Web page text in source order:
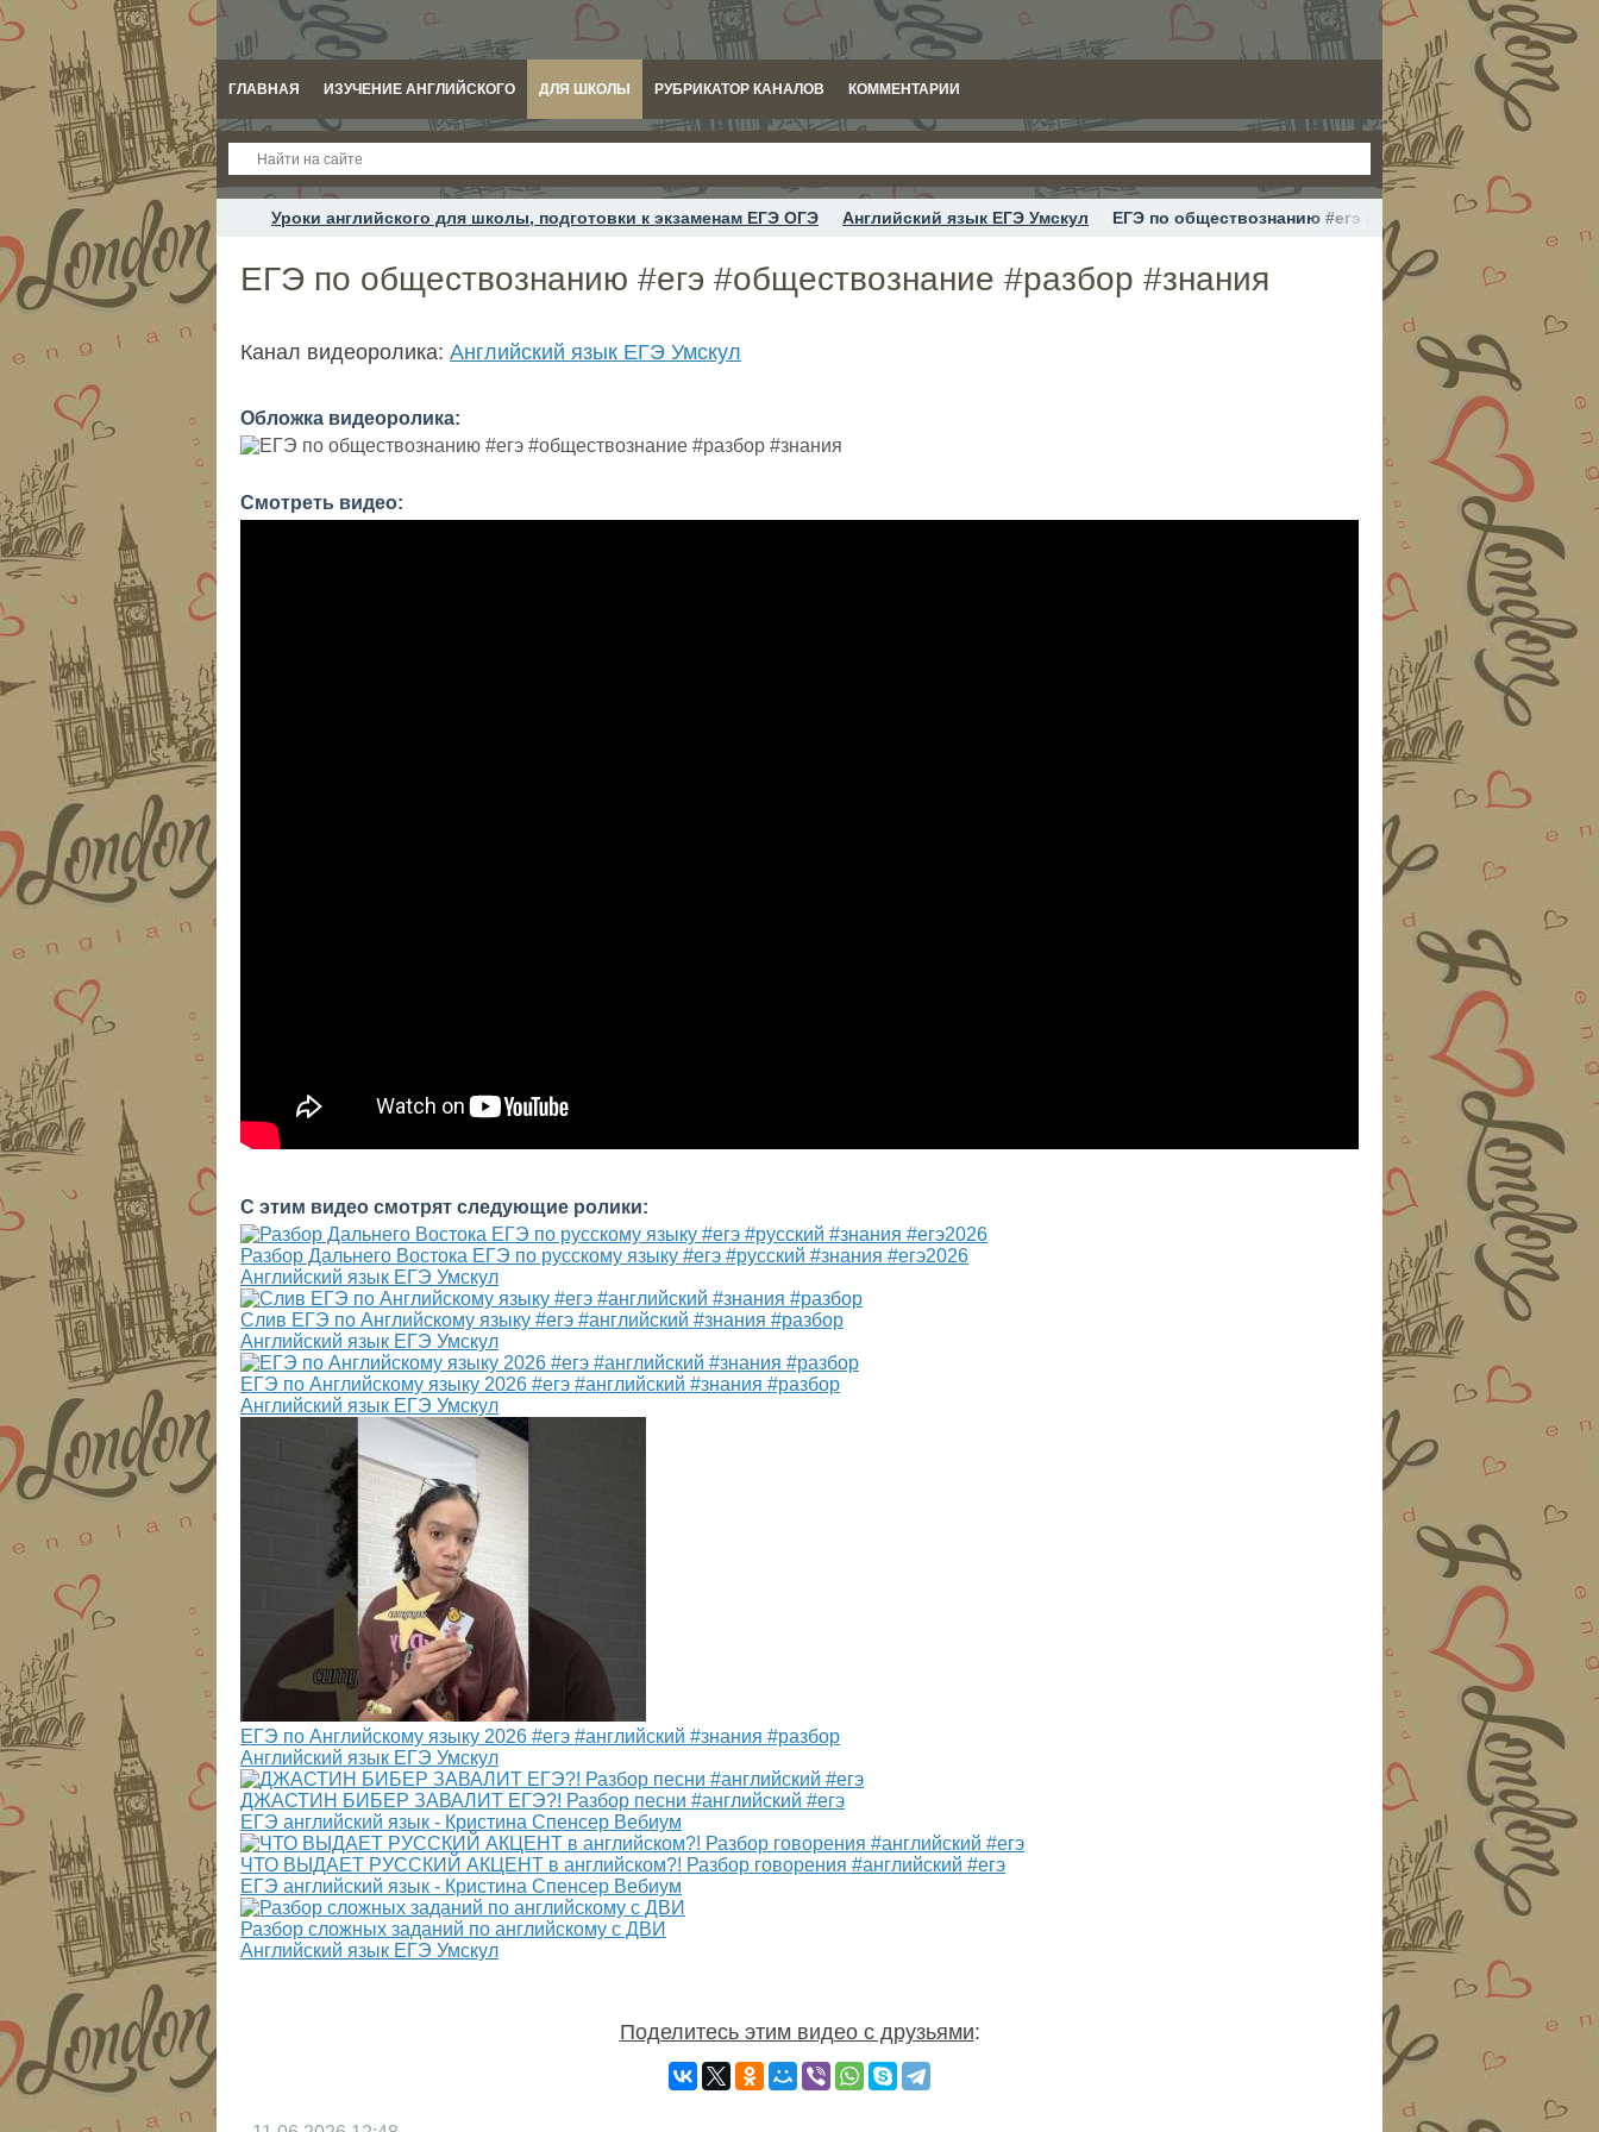
ГЛАВНАЯ ИЗУЧЕНИЕ АНГЛИЙСКОГО ДЛЯ ШКОЛЫ РУБРИКАТОР КАНАЛОВ КОММЕНТАРИИ
Уроки английского для школы, подготовки к экзаменам ЕГЭ ОГЭ Английский язык ЕГЭ Умскул ЕГЭ по обществознанию #егэ #обществознание #разбор
ЕГЭ по обществознанию #егэ #обществознание #разбор #знания
Канал видеоролика: Английский язык ЕГЭ Умскул
Обложка видеоролика:
Смотреть видео:
С этим видео смотрят следующие ролики:
Разбор Дальнего Востока ЕГЭ по русскому языку #егэ #русский #знания #егэ2026
Английский язык ЕГЭ Умскул
Слив ЕГЭ по Английскому языку #егэ #английский #знания #разбор
Английский язык ЕГЭ Умскул
ЕГЭ по Английскому языку 2026 #егэ #английский #знания #разбор
Английский язык ЕГЭ Умскул
ЕГЭ по Английскому языку 2026 #егэ #английский #знания #разбор
Английский язык ЕГЭ Умскул
ДЖАСТИН БИБЕР ЗАВАЛИТ ЕГЭ?! Разбор песни #английский #егэ
ЕГЭ английский язык - Кристина Спенсер Вебиум
ЧТО ВЫДАЕТ РУССКИЙ АКЦЕНТ в английском?! Разбор говорения #английский #егэ
ЕГЭ английский язык - Кристина Спенсер Вебиум
Разбор сложных заданий по английскому с ДВИ
Английский язык ЕГЭ Умскул
Поделитесь этим видео с друзьями: